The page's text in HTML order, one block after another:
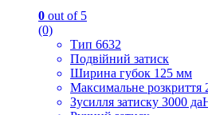
0 out of 5
(0)
Тип 6632
Подвійний затиск
Ширина губок 125 мм
Максимальне розкриття
Зусилля затиску 3000